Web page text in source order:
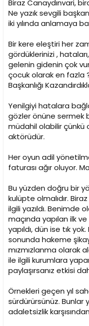
Biraz Canaydınvari,
Ne yazık sevgili
iki yılında anlamaya
Bir kere eleştiri her
gördüklerinizi ,
gelenin gidenin çok
çocuk olarak en fazla
Başkanlığı
Yenilgiyi hatalara
gözler önüne sermek
müdahil olabilir çünkü
aktörüdür.
Her oyun adil
faturası ağır oluyor.
Bu yüzden doğru bir
kulüpte olmalıdır.
ilgili yazıldı. Benimde
maçında yapılan ilk
yapıldı, dün ise tık
sonunda hakeme
mızmızlanma olarak
ile ilgili kurumlara
paylaşırsanız etkisi
Örnekleri geçen yıl
sürdürürsünüz. Bunlar
adaletsizlik